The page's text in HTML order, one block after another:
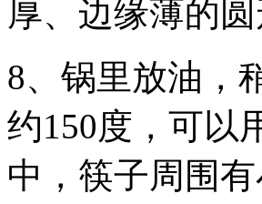
厚、边缘薄的圆
8、锅里放油，
约150度，可以
中，筷子周围